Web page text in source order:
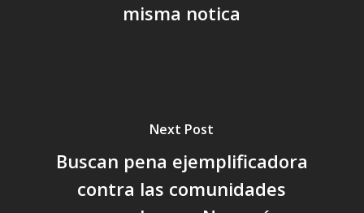
misma notica
Next Post
Buscan pena ejemplificadora
contra las comunidades